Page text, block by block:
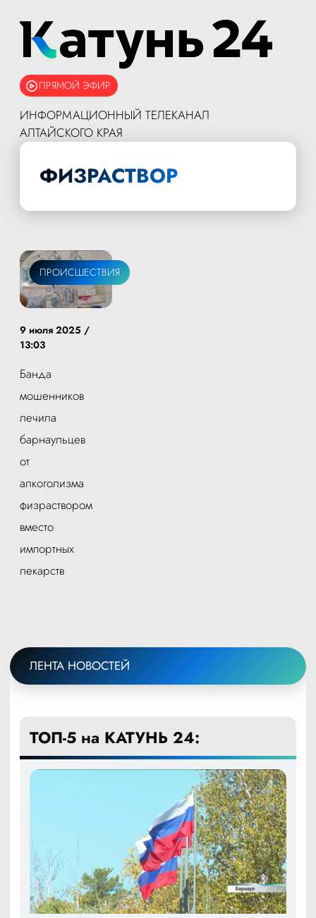
ПРЯМОЙ ЭФИР
ИНФОРМАЦИОННЫЙ ТЕЛЕКАНАЛ
АЛТАЙСКОГО КРАЯ
ФИЗРАСТВОР
ПРОИСШЕСТВИЯ
9 июля 2025 /
13:03
Банда
мошенников
лечила
барнаульцев
от
алкоголизма
физраствором
вместо
импортных
лекарств
ЛЕНТА НОВОСТЕЙ
ТОП-5 на КАТУНЬ 24: